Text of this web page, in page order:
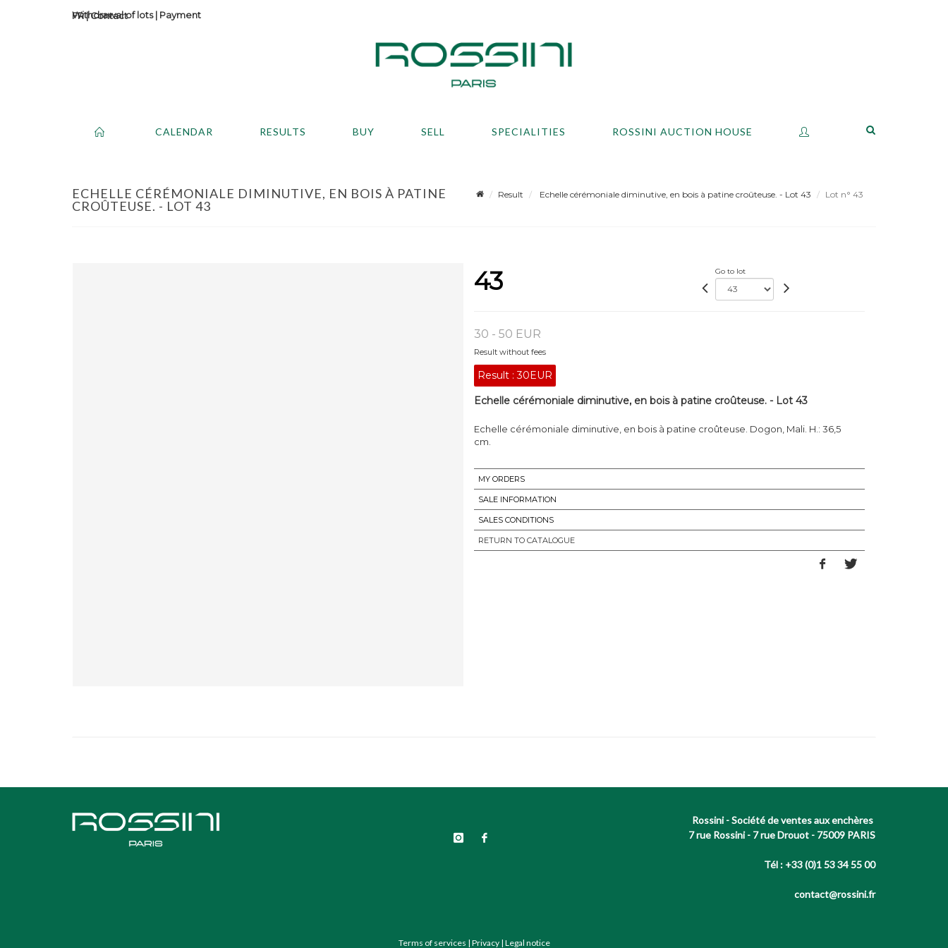
Contact
Withdrawal of lots| Payment
CALENDAR RESULTS BUY SELL SPECIALITIES ROSSINI AUCTION HOUSE
ECHELLE CÉRÉMONIALE DIMINUTIVE, EN BOIS À PATINE
CROÛTEUSE. - LOT 43
Result Echelle cérémoniale diminutive, en bois à patine croûteuse. - Lot 43 Lot n° 43
43 Go to lot
30 - 50 EUR
Result without fees
Result :30EUR
Echelle cérémoniale diminutive, en bois à patine croûteuse. - Lot 43
Echelle cérémoniale diminutive, en bois à patine croûteuse. Dogon, Mali. H.: 36,5
cm.
MY ORDERS
SALE INFORMATION
SALES CONDITIONS
RETURN TO CATALOGUE
Rossini - Société de ventes aux enchères
7 rue Rossini - 7 rue Drouot - 75009 PARIS
Tél : +33 (0)1 53 34 55 00
contact@rossini.fr
Terms of services | Privacy| Legal notice